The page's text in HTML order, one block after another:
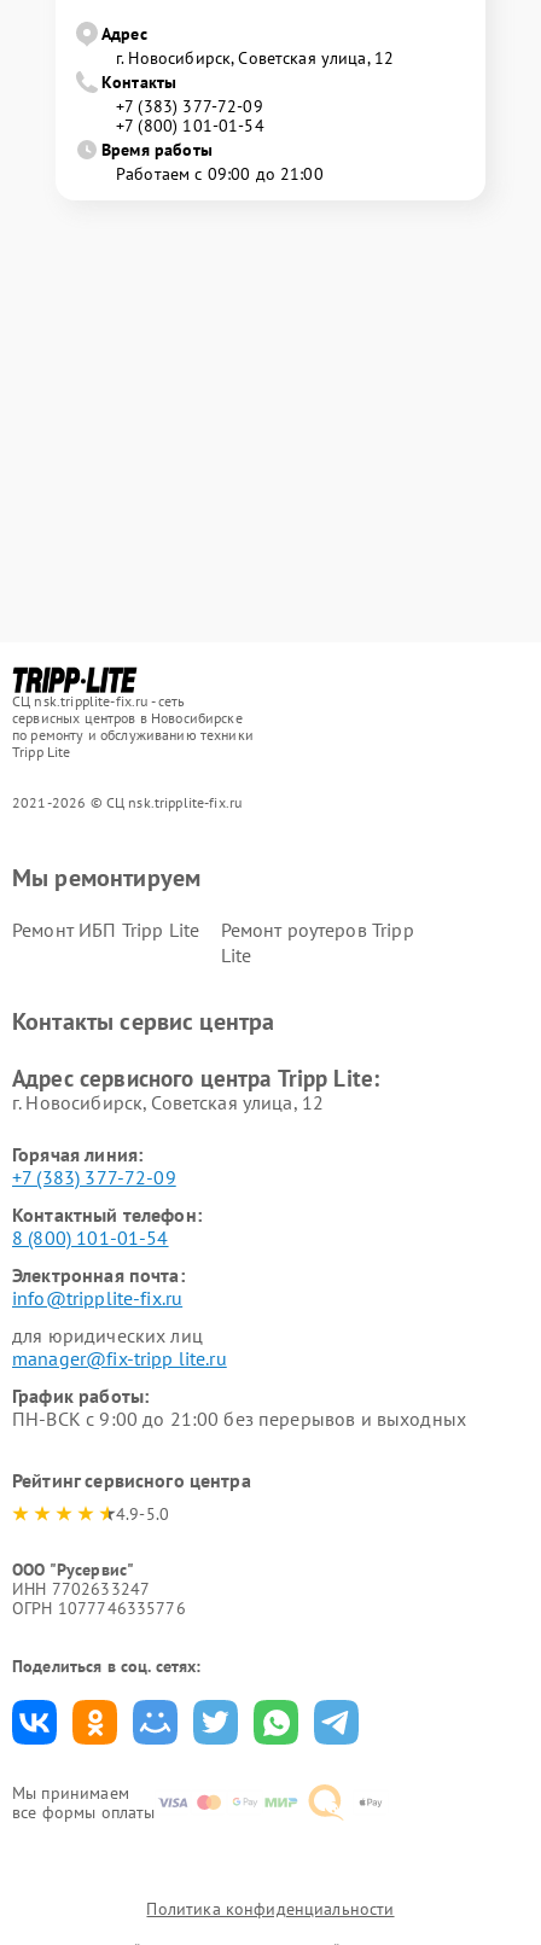
Адрес
г. Новосибирск, Советская улица, 12
Контакты
+7 (383) 377-72-09
+7 (800) 101-01-54
Время работы
Работаем с 09:00 до 21:00
СЦ nsk.tripplite-fix.ru - сеть
сервисных центров в Новосибирске
по ремонту и обслуживанию техники
Tripp Lite
2021-2026 © СЦ nsk.tripplite-fix.ru
Мы принимаем
все формы оплаты
Мы ремонтируем
Ремонт ИБП Tripp Lite
Ремонт роутеров Tripp
Lite
Контакты сервис центра
Адрес сервисного центра Tripp Lite:
г. Новосибирск, Советская улица, 12
Горячая линия:
+7 (383) 377-72-09
Контактный телефон:
8 (800) 101-01-54
Электронная почта:
info@tripplite-fix.ru
для юридических лиц
manager@fix-tripp lite.ru
График работы:
ПН-ВСК с 9:00 до 21:00 без перерывов и выходных
Рейтинг сервисного центра
4.9-5.0
ООО "Русервис"
ИНН 7702633247
ОГРН 1077746335776
Поделиться в соц. сетях:
Политика конфиденциальности